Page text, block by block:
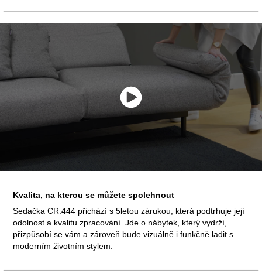
Kvalita, na kterou se můžete spolehnout
Sedačka CR.444 přichází s 5letou zárukou, která podtrhuje její
odolnost a kvalitu zpracování. Jde o nábytek, který vydrží,
přizpůsobí se vám a zároveň bude vizuálně i funkčně ladit s
moderním životním stylem.